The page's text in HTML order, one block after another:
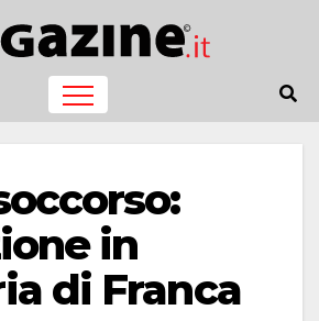
in
di Franca